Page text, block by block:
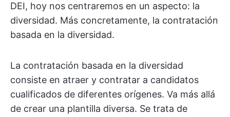
DEI, hoy nos centraremos en un aspecto: la
diversidad. Más concretamente, la contratación
basada en la diversidad.
La contratación basada en la diversidad
consiste en atraer y contratar a candidatos
cualificados de diferentes orígenes. Va más allá
de crear una plantilla diversa. Se trata de